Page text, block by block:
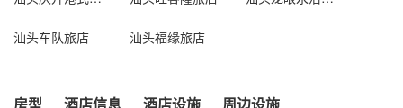
汕头车队旅店 汕头福缘旅店
房型 酒店信息 酒店设施 周边设施